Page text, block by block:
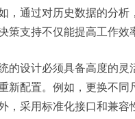
，通过对历史数据的分析
支持不仅能提高工作效
的设计必须具备高度的
新配置。例如，更换不同
，采用标准化接口和兼容